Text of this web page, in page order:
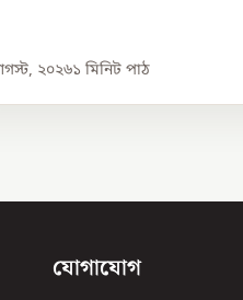
২০২৬১ মিনিট পাঠ
যোগাযোগ